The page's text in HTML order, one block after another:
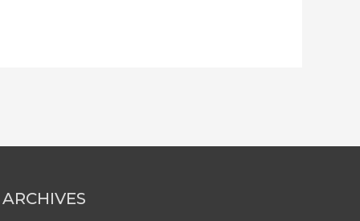
ARCHIVES
ARCHIVES